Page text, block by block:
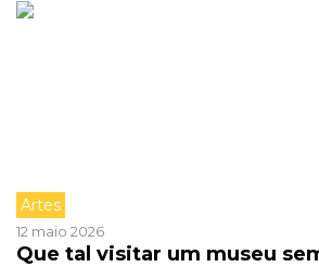
Artes
12 maio 2026
Que tal visitar um museu